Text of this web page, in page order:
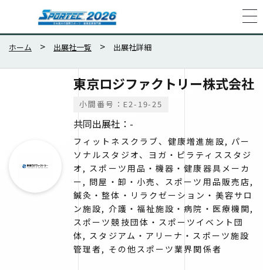
ホーム 出展社一覧 出展社詳細
東京ロジファクトリー株式会社
小間番号：E2-19-25
共同出展社：-
フィットネスクラブ、健康増進施設, パー
ソナルスタジオ、ヨガ・ピラティススタジ
オ, スポーツ用品・機器・健康器具メーカ
ー, 問屋・卸・小売、スポーツ用品販売店,
鍼灸・整体・リラクゼーション・美容サロ
ン施設, 介護・福祉施設・病院・医療機関,
スポーツ競技団体・スポーツイベント団
体, スタジアム・アリーナ・スポーツ施設
管理者, その他スポーツ業界関係者